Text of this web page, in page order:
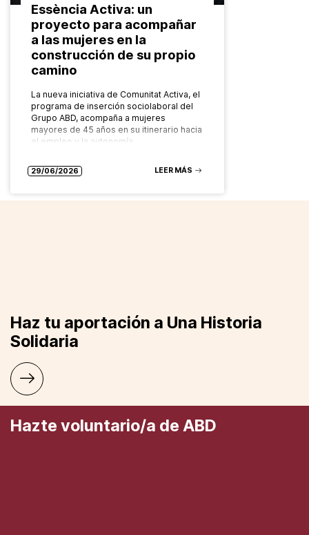
Essència Activa: un
proyecto para acompañar
a las mujeres en la
construcción de su propio
camino
La nueva iniciativa de Comunitat Activa, el
programa de inserción sociolaboral del
Grupo ABD, acompaña a mujeres
mayores de 45 años en su itinerario hacia
el empleo y la autonomía…
29/06/2026 LEER MÁS
Haz tu aportación a Una Historia
Solidaria
Hazte voluntario/a de ABD